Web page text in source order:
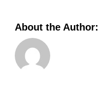
About the Author: